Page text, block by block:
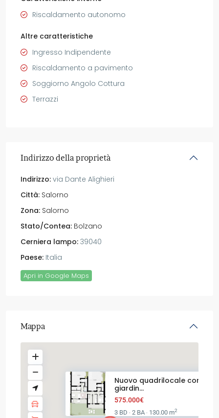
Riscaldamento autonomo
Altre caratteristiche
Ingresso Indipendente
Riscaldamento a pavimento
Soggiorno Angolo Cottura
Terrazzi
Indirizzo della proprietà
Indirizzo: via Dante Alighieri
Città: Salorno
Zona: Salorno
Stato/Contea: Bolzano
Cerniera lampo: 39040
Paese: Italia
Apri in Google Maps
Mappa
Nuovo quadrilocale con
giardin...
575.000€
3 BD · 2 BA · 130.00 m2